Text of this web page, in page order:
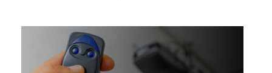
avaliando essa alternativa. Para esclarecer as
principais dúvidas, reunimos cortes do nosso
Diretor […]